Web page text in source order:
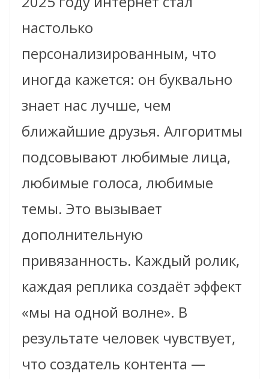
настолько
персонализированным, что
иногда кажется: он буквально
знает нас лучше, чем
ближайшие друзья. Алгоритмы
подсовывают любимые лица,
любимые голоса, любимые
темы. Это вызывает
дополнительную
привязанность. Каждый ролик,
каждая реплика создаёт эффект
«мы на одной волне». В
результате человек чувствует,
что создатель контента —